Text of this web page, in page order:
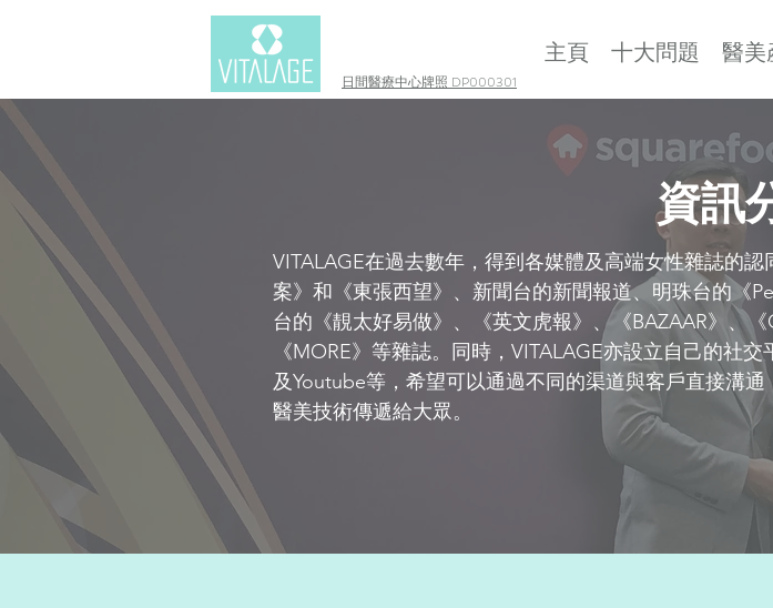
主頁 十大問題 醫美
日間醫療中心牌照 DP000301
資訊
VITALAGE在過去數年，得到各媒體及高端女性雜誌的
案》和《東張西望》、新聞台的新聞報道、明珠台的《
台的《靚太好易做》、《英文虎報》、《BAZAAR》、
《MORE》等雜誌。同時，VITALAGE亦設立自己的社
及Youtube等，希望可以通過不同的渠道與客戶直接溝
醫美技術傳遞給大眾。